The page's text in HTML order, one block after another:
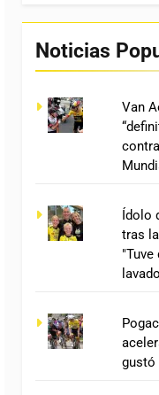
Noticias
Van
Ídolo
tras
"Tuve
gustó